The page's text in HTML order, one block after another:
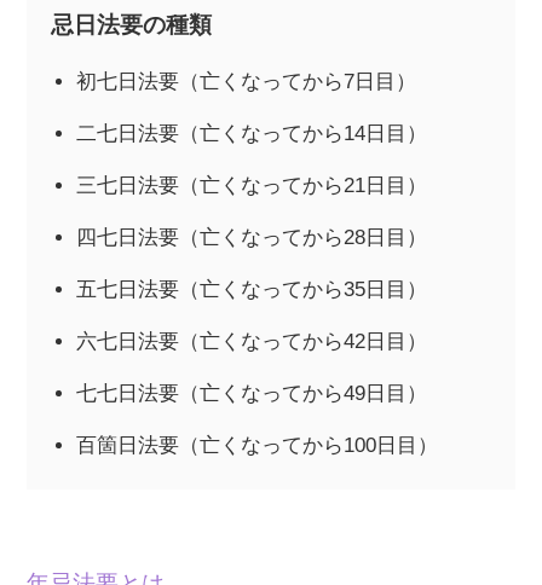
忌日法要の種類
初七日法要（亡くなってから7日目）
二七日法要（亡くなってから14日目）
三七日法要（亡くなってから21日目）
四七日法要（亡くなってから28日目）
五七日法要（亡くなってから35日目）
六七日法要（亡くなってから42日目）
七七日法要（亡くなってから49日目）
百箇日法要（亡くなってから100日目）